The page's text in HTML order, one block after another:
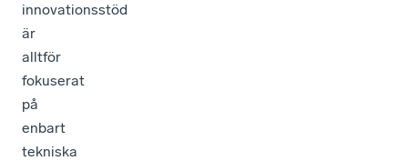
innovationsstöd
är
alltför
fokuserat
på
enbart
tekniska